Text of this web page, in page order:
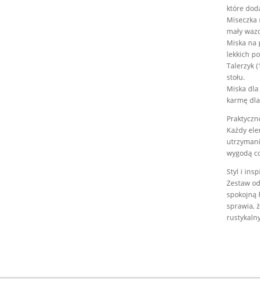
które
Miseczka
mały
Miska na
lekkich
Talerzyk
stołu.
Miska
karmę
Każdy
wygodą
Styl i
Zestaw
spokojną
sprawia,